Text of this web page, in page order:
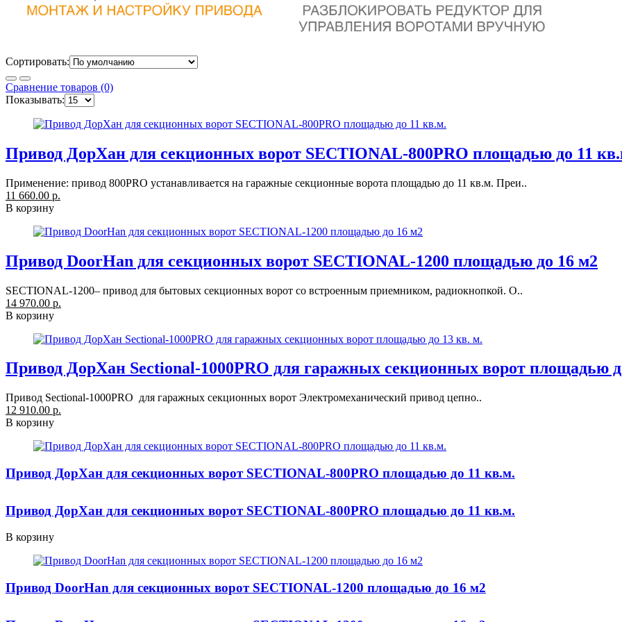
Сортировать:
Сравнение товаров (0)
Показывать:
Привод ДорХан для секционных ворот SECTIONAL-800PRO площадью до 11
Применение: привод 800PRO устанавливается на гаражные секционные ворота площадью до 11 кв.м. Преи..
11 660.00 р.
В корзину
Привод DoorHan для секционных ворот SECTIONAL-1200 площадью до 16 м2
SECTIONAL-1200– привод для бытовых секционных ворот со встроенным приемником, радиокнопкой. О..
14 970.00 р.
В корзину
Привод ДорХан Sectional-1000PRO для гаражных секционных ворот площадью
Привод Sectional-1000PRO для гаражных секционных ворот Электромеханический привод цепно..
12 910.00 р.
В корзину
Привод ДорХан для секционных ворот SECTIONAL-800PRO площадью до 11 кв.м.
Привод ДорХан для секционных ворот SECTIONAL-800PRO площадью до 11 кв.м.
В корзину
Привод DoorHan для секционных ворот SECTIONAL-1200 площадью до 16 м2